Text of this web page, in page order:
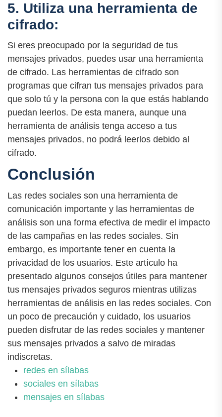
5. Utiliza una herramienta de
cifrado:
Si eres preocupado por la seguridad de tus
mensajes privados, puedes usar una herramienta
de cifrado. Las herramientas de cifrado son
programas que cifran tus mensajes privados para
que solo tú y la persona con la que estás hablando
puedan leerlos. De esta manera, aunque una
herramienta de análisis tenga acceso a tus
mensajes privados, no podrá leerlos debido al
cifrado.
Conclusión
Las redes sociales son una herramienta de
comunicación importante y las herramientas de
análisis son una forma efectiva de medir el impacto
de las campañas en las redes sociales. Sin
embargo, es importante tener en cuenta la
privacidad de los usuarios. Este artículo ha
presentado algunos consejos útiles para mantener
tus mensajes privados seguros mientras utilizas
herramientas de análisis en las redes sociales. Con
un poco de precaución y cuidado, los usuarios
pueden disfrutar de las redes sociales y mantener
sus mensajes privados a salvo de miradas
indiscretas.
redes en sílabas
sociales en sílabas
mensajes en sílabas